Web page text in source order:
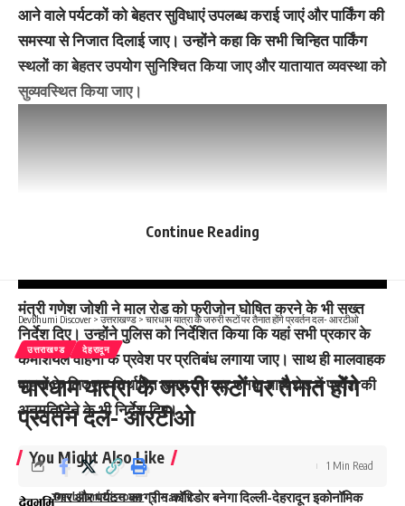
आने वाले पर्यटकों को बेहतर सुविधाएं उपलब्ध कराई जाएं और पार्किंग की
समस्या से निजात दिलाई जाए। उन्होंने कहा कि सभी चिन्हित पार्किंग
स्थलों का बेहतर उपयोग सुनिश्चित किया जाए और यातायात व्यवस्था को
सुव्यवस्थित किया जाए।
मंत्री गणेश जोशी ने माल रोड को फ्रीजोन घोषित करने के भी सख्त
निर्देश दिए। उन्होंने पुलिस को निर्देशित किया कि यहां सभी प्रकार के
कमर्शियल वाहनों के प्रवेश पर प्रतिबंध लगाया जाए। साथ ही मालवाहक
वाहनों के लिए एक निर्धारित समय तय कर उनके माल रोड में प्रवेश की
अनुमति देने के भी निर्देश दिए।
You Might Also Like
रोजगार और पर्यटन का ग्रीन कॉरिडोर बनेगा दिल्ली-देहरादून इकोनॉमिक
Continue Reading
Devbhumi Discover >उत्तराखण्ड > चारधाम यात्रा के जरुरी रूटों पर तैनात होंगे प्रवर्तन दल- आरटीओ
उत्तराखण्ड देहरादून
चारधाम यात्रा के जरुरी रूटों पर तैनात होंगे
प्रवर्तन दल- आरटीओ
Devbhumi Discover
1 Min Read